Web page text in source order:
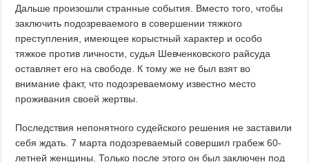
Дальше произошли странные события. Вместо того, чтобы
заключить подозреваемого в совершении тяжкого
преступления, имеющее корыстный характер и особо
тяжкое против личности, судья Шевченковского райсуда
оставляет его на свободе. К тому же не был взят во
внимание факт, что подозреваемому известно место
проживания своей жертвы.
Последствия непонятного судейского решения не заставили
себя ждать. 7 марта подозреваемый совершил грабеж 60-
летней женщины. Только после этого он был заключен под